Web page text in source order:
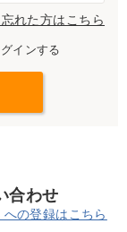
れた方はこちら
インする
合わせ
の登録はこちら